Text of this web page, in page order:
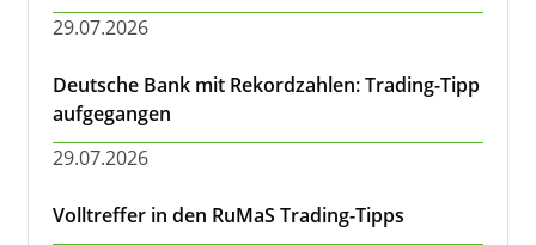
29.07.2026
Deutsche Bank mit Rekordzahlen: Trading-Tipp
aufgegangen
29.07.2026
Volltreffer in den RuMaS Trading-Tipps